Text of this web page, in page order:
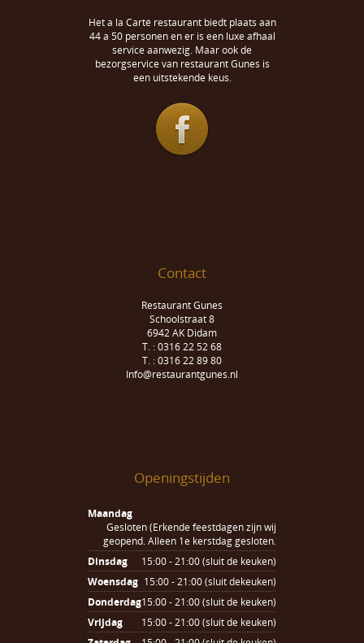
Het a la Carté restaurant biedt plaats aan
44 a 50 personen en er is een luxe afhaal
service aanwezig. Maar ook de
bezorgservice van restaurant Gunes is
een uitstekende keus.
Contact
Restaurant Gunes
Schoolstraat 8
6942 AK Didam
T. : 0316 22 52 68
T. : 0316 22 89 80
Info@restaurantgunes.nl
Openingstijden
Maandag
Gesloten (Erkende feestdagen zijn wij
geopend. Alleen 1e kerstdag gesloten.
Dinsdag
15:00 - 21:00 (sluit de keuken)
Woensdag 15:00 - 21:00 (sluit dekeuken)
Donderdag15:00 - 21:00 (sluit de keuken)
Vrijdag
15:00 - 21:00 (sluit de keuken)